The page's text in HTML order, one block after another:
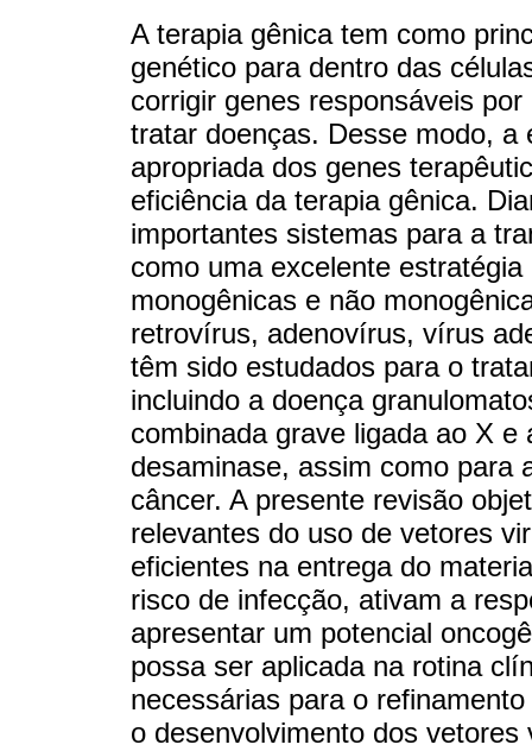
A terapia gênica tem como
genético para dentro das
corrigir genes responsáveis
tratar doenças. Desse modo, a
apropriada dos genes
eficiência da terapia gênica.
importantes sistemas para a
como uma excelente
monogênicas e não
retrovírus, adenovírus, vírus
têm sido estudados para o
incluindo a doença
combinada grave ligada ao X
desaminase, assim como para
câncer. A presente revisão
relevantes do uso de vetores
eficientes na entrega do
risco de infecção, ativam a
apresentar um potencial
possa ser aplicada na rotina
necessárias para o
o desenvolvimento dos vetores